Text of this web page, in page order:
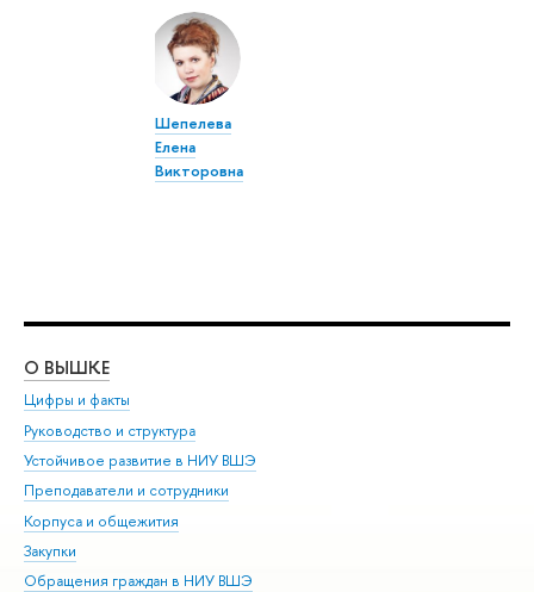
Шепелева
Елена
Викторовна
О ВЫШКЕ
Цифры и факты
Руководство и структура
Устойчивое развитие в НИУ ВШЭ
Преподаватели и сотрудники
Корпуса и общежития
Закупки
Обращения граждан в НИУ ВШЭ